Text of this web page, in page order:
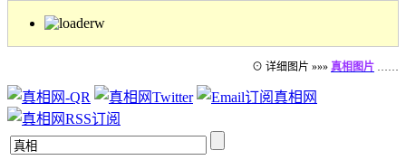
⊙ 详细图片 »»» 真相图片 ……